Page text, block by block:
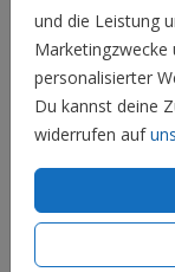
und die Leistung
Marketingzwecke
personalisierter
Du kannst deine
widerrufen auf
20
30
50